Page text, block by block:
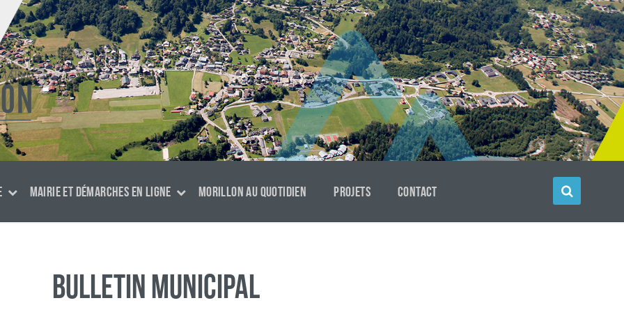
MAIRIE ET DÉMARCHES EN LIGNE MORILLON AU QUOTIDIEN PROJETS CONTACT
Bulletin municipal